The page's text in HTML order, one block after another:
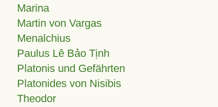
Marina
Martin von Vargas
Menalchius
Paulus Lê Bảo Tịnh
Platonis und Gefährten
Platonides von Nisibis
Theodor